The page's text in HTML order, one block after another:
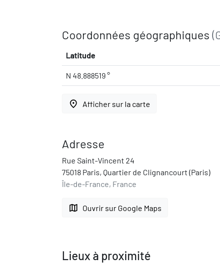
Coordonnées géographiques
Latitude
N 48.888519 °
place Afficher sur la carte
Adresse
Rue Saint-Vincent 24
75018 Paris, Quartier de Clignancourt (Paris)
Île-de-France, France
map Ouvrir sur Google Maps
Lieux à proximité